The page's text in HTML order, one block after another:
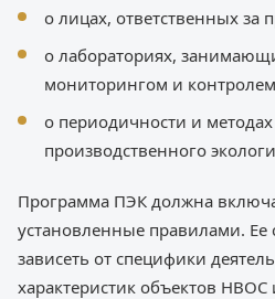
о лицах, ответственных за
о лабораториях,
мониторингом и
о периодичности и
производственного
Программа ПЭК должна
установленные правилами. Ее
зависеть от специфики
характеристик объектов